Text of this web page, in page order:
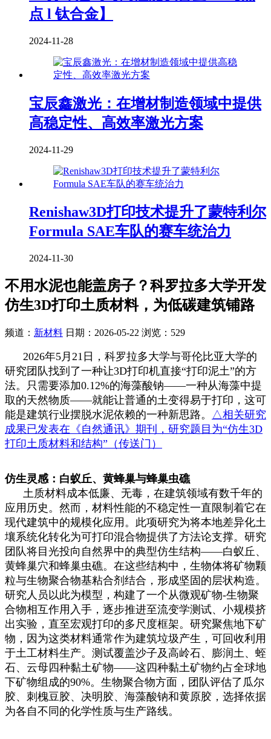
点 l 钛合金】
2024-11-28
宝辰鑫激光：在增材制造领域中提供
高稳定性、高效率激光方案
2024-11-29
Renishaw3D打印技术提升了蒙特利尔
Formula SAE车队的赛车统治力
2024-11-30
不用水泥也能盖房子？科罗拉多大学开发
仿生3D打印土质材料，为低碳建筑铺路
频道： 新材料 日期： 2026-05-22 浏览：529
2026年5月21日，科罗拉多大学与哥伦比亚大学的
研究团队找到了一种让3D打印机直接“打印泥土”的方
法。只需要添加0.12%的海藻酸钠——一种从海藻中提
取的天然物质——就能让普通的土变得易于打印，这可
能是建筑行业摆脱水泥依赖的一种新思路。 △相关研究
成果已发表在《自然通讯》期刊，研究题目为“仿生3D
打印土质材料和结构”（传送门）
仿生灵感：白蚁丘、黄蜂巢与蜂巢虫礁
土质材料成本低廉、无毒，在建筑领域有数千年的
应用历史。然而，材料性能的不稳定性一直限制着它在
现代建筑中的规模化应用。此项研究为将本地差异化土
壤系统化转化为可打印混合物提供了方法论支撑。研究
团队将目光投向自然界中的典型仿生结构——白蚁丘、
黄蜂巢穴和蜂巢虫礁。在这些结构中，生物体将矿物颗
粒与生物聚合物基粘合剂结合，形成坚固的层状构造。
研究人员以此为模型，构建了一个从微观矿物-生物聚
合物相互作用入手，逐步推进至流变学测试、小规模挤
出实验，直至宏观打印的多尺度框架。研究聚焦地下矿
物，因为这类材料通常作为建筑垃圾产生，可回收利用
于土工材料生产。测试覆盖沙子及高岭石、膨润土、蛭
石、云母四种黏土矿物——这四种黏土矿物约占全球地
下矿物组成的90%。生物聚合物方面，团队评估了瓜尔
胶、刺槐豆胶、决明胶、海藻酸钠和黄原胶，选择依据
为各自不同的化学性质与生产路线。